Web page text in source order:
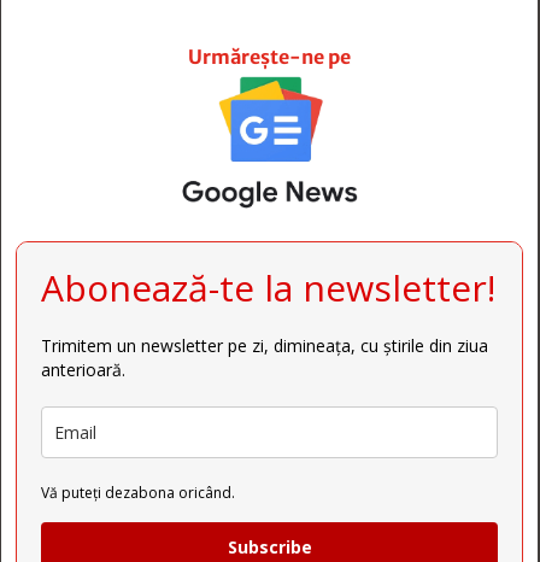
Urmărește-ne pe
Abonează-te la newsletter!
Trimitem un newsletter pe zi, dimineața, cu știrile din ziua
anterioară.
Vă puteți dezabona oricând.
Subscribe